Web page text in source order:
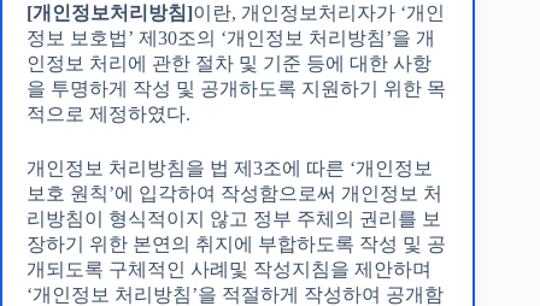
[개인정보처리방침]이란, 개인정보처리자가 ‘개인
정보 보호법’ 제30조의 ‘개인정보 처리방침’을 개
인정보 처리에 관한 절차 및 기준 등에 대한 사항
을 투명하게 작성 및 공개하도록 지원하기 위한 목
적으로 제정하였다.
개인정보 처리방침을 법 제3조에 따른 ‘개인정보
보호 원칙’에 입각하여 작성함으로써 개인정보 처
리방침이 형식적이지 않고 정부 주체의 권리를 보
장하기 위한 본연의 취지에 부합하도록 작성 및 공
개되도록 구체적인 사례및 작성지침을 제안하며
‘개인정보 처리방침’을 적절하게 작성하여 공개함